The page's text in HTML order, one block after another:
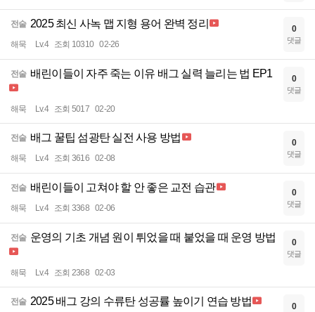
전술 2025 최신 사녹 맵 지형 용어 완벽 정리
해묵 Lv.4 조회 10310 02-26
0
댓글
전술 배린이들이 자주 죽는 이유 배그 실력 늘리는 법 EP1
해묵 Lv.4 조회 5017 02-20
0
댓글
전술 배그 꿀팁 섬광탄 실전 사용 방법
해묵 Lv.4 조회 3616 02-08
0
댓글
전술 배린이들이 고쳐야 할 안 좋은 교전 습관
해묵 Lv.4 조회 3368 02-06
0
댓글
전술 운영의 기초 개념 원이 튀었을 때 붙었을 때 운영 방법
해묵 Lv.4 조회 2368 02-03
0
댓글
전술 2025 배그 강의 수류탄 성공률 높이기 연습 방법 0